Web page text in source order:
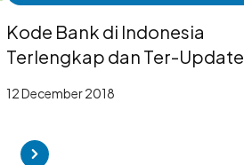
Kode Bank di Indonesia
Terlengkap dan Ter-Update
12 December 2018